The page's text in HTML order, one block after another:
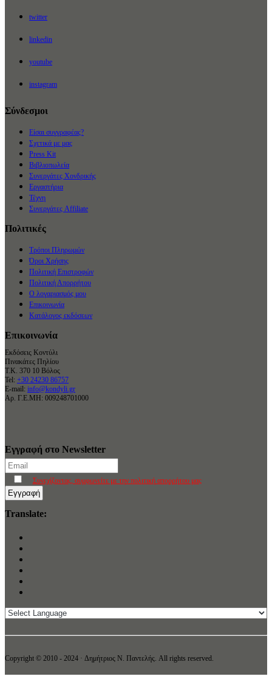
twitter
linkedin
youtube
instagram
Σύνδεσμοι
Είσαι συγγραφέας?
Σχετικά με μας
Press Kit
Βιβλιοπωλεία
Συνεργάτες Χονδρικής
Εργαστήρια
Τέχνη
Συνεργάτες Affiliate
Πολιτικές
Τρόποι Πληρωμών
Όροι Χρήσης
Πολιτική Επιστροφών
Πολιτική Απορρήτου
Ο λογαριασμός μου
Επικοινωνία
Κατάλογος εκδόσεων
Επικοινωνία
Εκδόσεις Κοντύλι
Πινακάτες Πηλίου
Τ.Κ. 370 10 Βόλος
Tel: +30 24230 86757
E-mail: info@kondyli.gr
Αρ. Γ.Ε.ΜΗ: 009248701000
Εγγραφή στο Newsletter
Συνεχίζοντας, συμφωνείτε με την πολιτική απορρήτου μας
Translate:
Copyright © 2010 - 2024 · Δημήτριος N. Παντελής. All rights reserved.